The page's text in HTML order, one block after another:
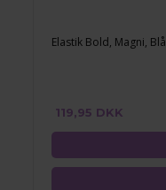
Elastik Bold, Magni, Blå
119,95 DKK